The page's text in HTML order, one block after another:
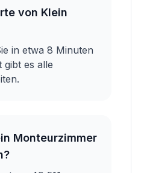
von Klein
in etwa 8 Minuten
gibt es alle
Monteurzimmer